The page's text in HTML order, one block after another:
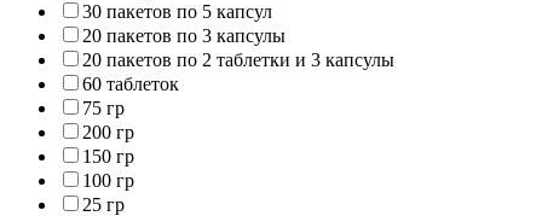
30 пакетов по 5 капсул
20 пакетов по 3 капсулы
20 пакетов по 2 таблетки и 3 капсулы
60 таблеток
75 гр
200 гр
150 гр
100 гр
25 гр